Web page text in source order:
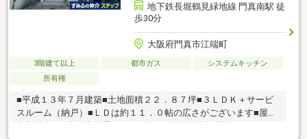
地下鉄長堀鶴見緑地線 門真南駅 徒
歩30分
大阪府門真市江端町
3階建て以上 都市ガス
システムキッチン
所有権
■平成１３年７月建築■土地面積２２．８７坪■３ＬＤＫ＋サービ
スルーム（納戸）■ＬＤは約１１．０帖の広さがございます■屋根